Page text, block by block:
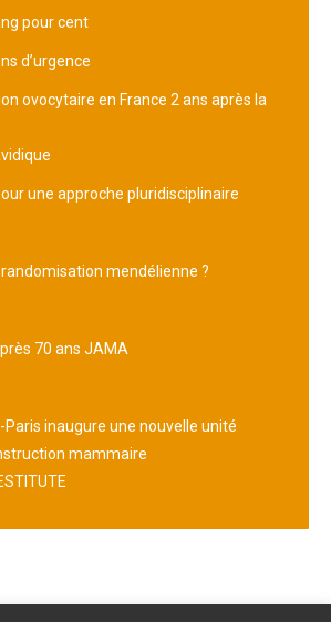
pour cent
d’urgence
ovocytaire en France 2 ans après la
une approche pluridisciplinaire
randomisation mendélienne ?
70 ans JAMA
Paris inaugure une nouvelle unité
mammaire